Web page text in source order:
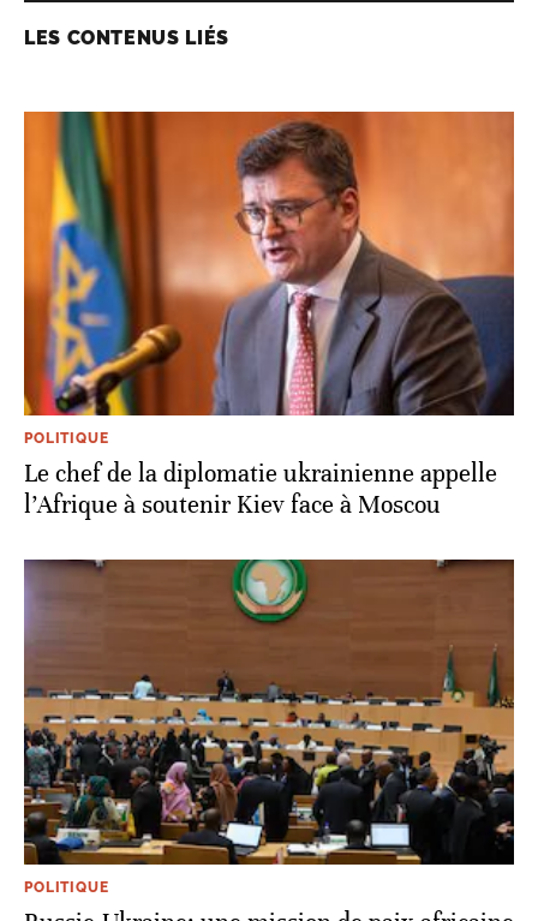
LES CONTENUS LIÉS
POLITIQUE
Le chef de la diplomatie ukrainienne appelle
l’Afrique à soutenir Kiev face à Moscou
POLITIQUE